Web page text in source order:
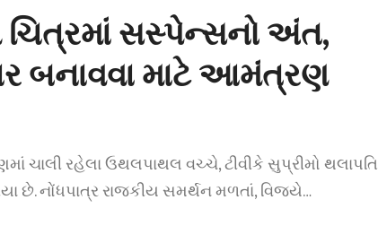
ચિત્રમાં સસ્પેન્સનો અંત,
બનાવવા માટે આમંત્રણ
ચાલી રહેલા ઉથલપાથલ વચ્ચે, ટીવીકે સુપ્રીમો થલાપતિ
નોંધપાત્ર રાજકીય સમર્થન મળતાં, વિજયે…